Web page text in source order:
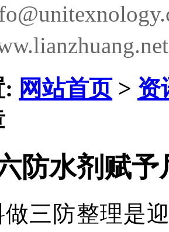
网站首页> 资
防水剂赋
做三防整理是